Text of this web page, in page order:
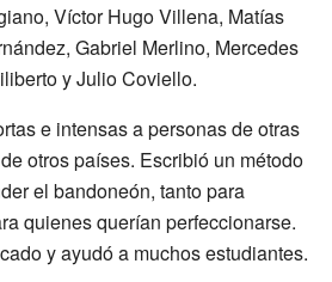
Víctor Hugo Villena, Matías
Gabriel Merlino, Mercedes
y Julio Coviello.
e intensas a personas de otras
otros países. Escribió un método
el bandoneón, tanto para
quienes querían perfeccionarse.
y ayudó a muchos estudiantes.